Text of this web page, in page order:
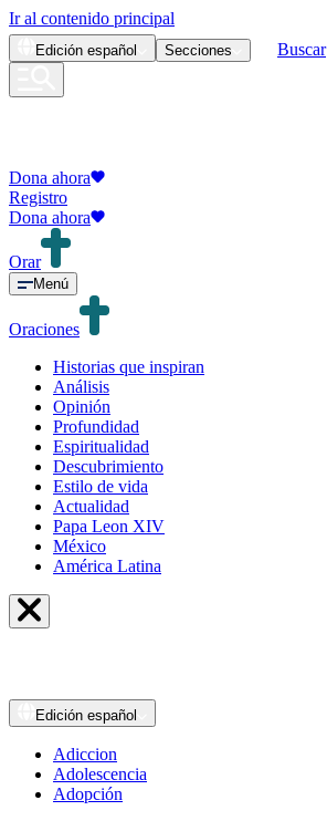
Ir al contenido principal
Edición español Secciones Buscar
Dona ahora
Registro
Dona ahora
Orar
Menú
Oraciones
Historias que inspiran
Análisis
Opinión
Profundidad
Espiritualidad
Descubrimiento
Estilo de vida
Actualidad
Papa Leon XIV
México
América Latina
Edición español
Adiccion
Adolescencia
Adopción